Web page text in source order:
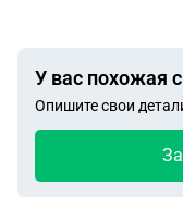
У вас похожая
Опишите свои